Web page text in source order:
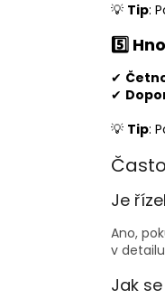
💡 Tip:
5️⃣
✔
✔
💡 Tip:
Je
Ano,
v
Jak